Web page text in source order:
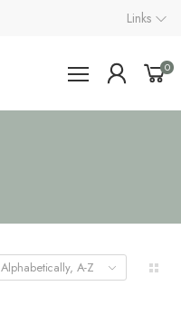
Links
0
Alphabetically, A-Z